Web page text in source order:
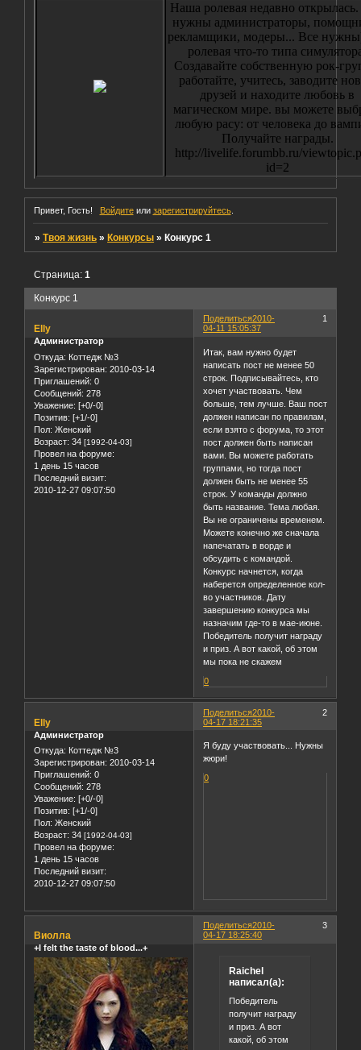
Наша ролевая недавно
нужны администраторы,
рекламщики, модеры... Все
ролевая что-то типа
Создавайте собственную рок-
работайте, учитесь, заводите
друзей и находите любовь в
магическом мире. вы можете
любую расу: от человека до
Получайте награды.
http://livelife.forumbb.ru/
id=2
Привет, Гость! Войдитеили зарегистрируйтесь.
»Твоя жизнь » Конкурсы » Конкурс 1
Конкурс 1
Страница:1
Поделиться 1
2010-
04-11 15:05:37
Elly
Администратор
Откуда: Коттедж №3
Зарегистрирован: 2010-03-14
Приглашений: 0
Сообщений: 278
Уважение: [+0/-0]
Позитив: [+1/-0]
Пол: Женский
Возраст: 34 [1992-04-03]
Провел на форуме:
1 день 15 часов
Последний визит:
2010-12-27 09:07:50
Итак, вам нужно будет
написать пост не менее 50
строк. Подписывайтесь, кто
хочет участвовать. Чем
больше, тем лучше. Ваш пост
должен написан по правилам,
если взято с форума, то этот
пост должен быть написан
вами. Вы можете работать
группами, но тогда пост
должен быть не менее 55
строк. У команды должно
быть название. Тема любая.
Вы не ограничены временем.
Можете конечно же сначала
напечатать в ворде и
обсудить с командой.
Конкурс начнется, когда
наберется определенное кол-
во участников. Дату
завершению конкурса мы
назначим где-то в мае-июне.
Победитель получит награду
и приз. А вот какой, об этом
мы пока не скажем
0
Поделиться 2
2010-
04-17 18:21:35
Elly
Администратор
Откуда: Коттедж №3
Зарегистрирован: 2010-03-14
Приглашений: 0
Сообщений: 278
Уважение: [+0/-0]
Позитив: [+1/-0]
Пол: Женский
Возраст: 34 [1992-04-03]
Провел на форуме:
1 день 15 часов
Последний визит:
2010-12-27 09:07:50
Я буду участвовать... Нужны
жюри!
0
Поделиться 3
2010-
04-17 18:25:40
Виолла
+I felt the taste of blood...+
Raichel
написал(а):
Победитель
получит награду
и приз. А вот
какой, об этом